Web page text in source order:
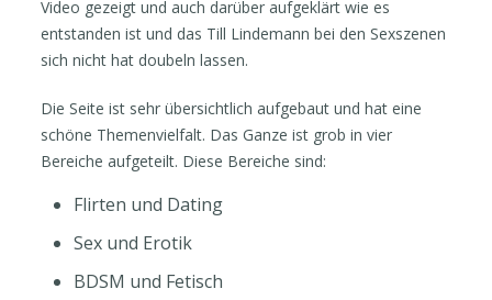
Video gezeigt und auch darüber aufgeklärt wie es
entstanden ist und das Till Lindemann bei den Sexszenen
sich nicht hat doubeln lassen.
Die Seite ist sehr übersichtlich aufgebaut und hat eine
schöne Themenvielfalt. Das Ganze ist grob in vier
Bereiche aufgeteilt. Diese Bereiche sind:
Flirten und Dating
Sex und Erotik
BDSM und Fetisch